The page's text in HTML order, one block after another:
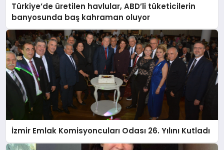
Türkiye’de üretilen havlular, ABD’li tüketicilerin
banyosunda baş kahraman oluyor
İzmir Emlak Komisyoncuları Odası 26. Yılını Kutladı